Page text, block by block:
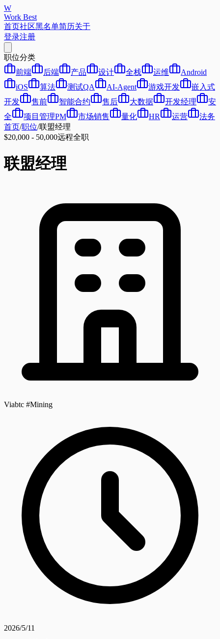
W
Work Best
首页社区黑名单简历关于
登录注册
职位分类
前端
后端 产品 设计 全栈 运维
Android
iOS
算法 测试QA AI-Agent 游戏开发
嵌入式
开发
售前 智能合约 售后 大数据 开发经理
安
全
项目管理PM 市场销售 量化 HR 运营
法务
首页/职位/联盟经理
$20,000 - 50,000远程全职
联盟经理
Viabtc #Mining
2026/5/11